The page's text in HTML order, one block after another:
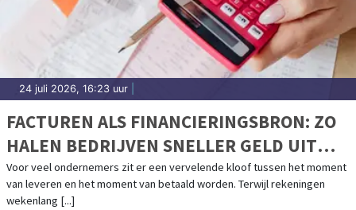
24 juli 2026, 16:23 uur
FACTUREN ALS FINANCIERINGSBRON: ZO
HALEN BEDRIJVEN SNELLER GELD UIT
UITSTAANDE VORDERINGEN
Voor veel ondernemers zit er een vervelende kloof tussen het moment
van leveren en het moment van betaald worden. Terwijl rekeningen
wekenlang [...]